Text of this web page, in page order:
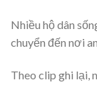
Nhiều hộ dân
chuyển đến nơi
Theo clip ghi lại,